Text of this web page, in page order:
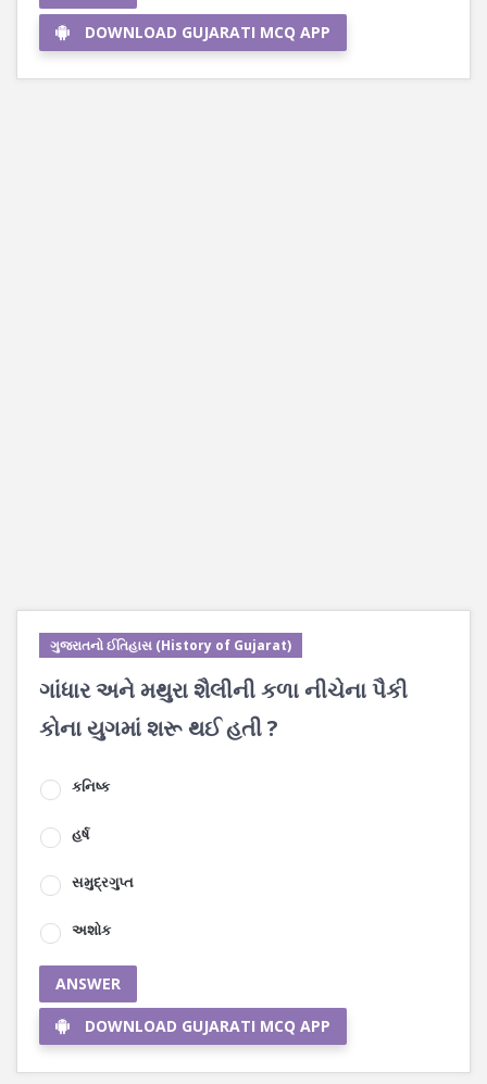
DOWNLOAD GUJARATI MCQ APP
ગુજરાતનો ઈતિહાસ (History of Gujarat)
ગાંધાર અને મથુરા શૈલીની કળા નીચેના પૈકી
કોના યુગમાં શરૂ થઈ હતી ?
કનિષ્ક
હર્ષ
સમુદ્રગુપ્ત
અશોક
ANSWER
DOWNLOAD GUJARATI MCQ APP